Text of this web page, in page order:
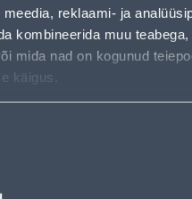
reklaami- ja
kombineerida muu
mida nad on kogunud
käigus.
pole võimalik